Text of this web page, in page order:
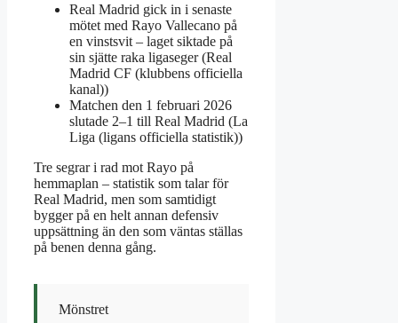
Real Madrid gick in i senaste
mötet med Rayo Vallecano på
en vinstsvit – laget siktade på
sin sjätte raka ligaseger (Real
Madrid CF (klubbens officiella
kanal))
Matchen den 1 februari 2026
slutade 2–1 till Real Madrid (La
Liga (ligans officiella statistik))
Tre segrar i rad mot Rayo på
hemmaplan – statistik som talar för
Real Madrid, men som samtidigt
bygger på en helt annan defensiv
uppsättning än den som väntas ställas
på benen denna gång.
Mönstret